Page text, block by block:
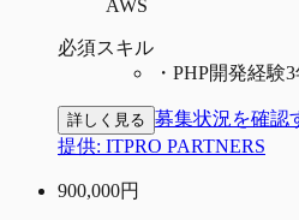
AWS
必須スキル
・ PHP開発経験
詳しく見る 募集状況を確認
提供: ITPRO PARTNERS
900,000円